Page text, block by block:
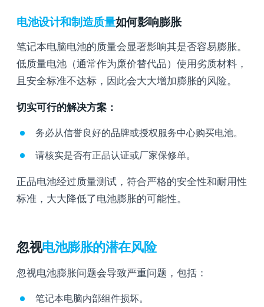
电池设计和制造质量如何影响膨胀
笔记本电脑电池的质量会显著影响其是否容易膨胀。
低质量电池（通常作为廉价替代品）使用劣质材料，
且安全标准不达标，因此会大大增加膨胀的风险。
切实可行的解决方案：
务必从信誉良好的品牌或授权服务中心购买电池。
请核实是否有正品认证或厂家保修单。
正品电池经过质量测试，符合严格的安全性和耐用性
标准，大大降低了电池膨胀的可能性。
忽视电池膨胀的潜在风险
忽视电池膨胀问题会导致严重问题，包括：
笔记本电脑内部组件损坏。